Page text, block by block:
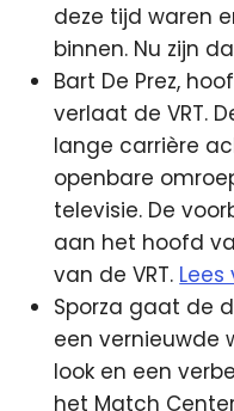
deze tijd waren
binnen. Nu zijn
Bart De Prez,
verlaat de VRT.
lange carrière
openbare
televisie. De
aan het hoofd
van de VRT. Lees
Sporza gaat de
een vernieuwde
look en een
het Match